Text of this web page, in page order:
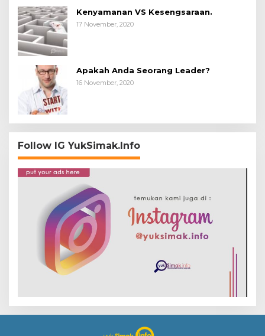
Kenyamanan VS Kesengsaraan.
17 November, 2020
Apakah Anda Seorang Leader?
16 November, 2020
Follow IG YukSimak.Info